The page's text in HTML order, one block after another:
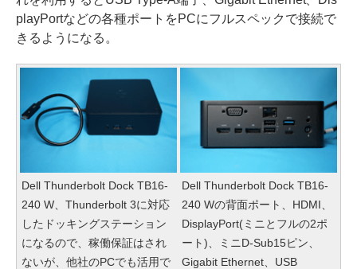
playPortなどの各種ポートをPCにフルスペックで接続で
きるようになる。
Dell Thunderbolt Dock TB16-
240 W、Thunderbolt 3に対応
したドッキングステーション
になるので、稼働保証はされ
ないが、他社のPCでも活用で
Dell Thunderbolt Dock TB16-
240 Wの背面ポート、HDMI、
DisplayPort(ミニとフルの2ポ
ート)、ミニD-Sub15ピン、
Gigabit Ethernet、USB